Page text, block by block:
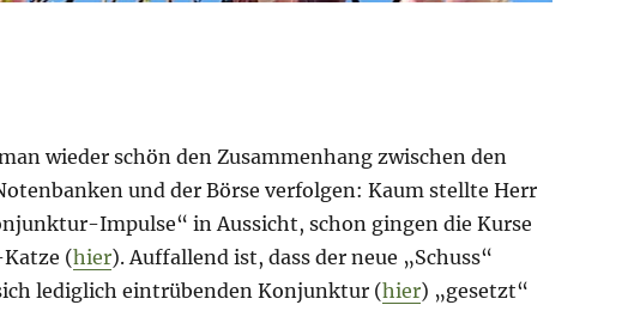
wieder schön den Zusammenhang zwischen den
und der Börse verfolgen: Kaum stellte Herr
Impulse“ in Aussicht, schon gingen die Kurse
(hier). Auffallend ist, dass der neue „Schuss“
lediglich eintrübenden Konjunktur (hier) „gesetzt“